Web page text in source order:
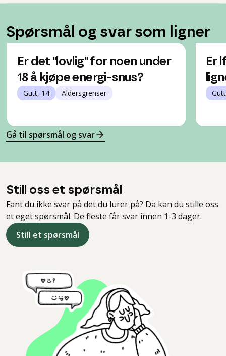
Spørsmål og svar som ligner
Er det "lovlig" for noen under
18 å kjøpe energi-snus?
Gutt, 14 Aldersgrenser
Er
Gå til spørsmål og svar
Still oss et spørsmål
Fant du ikke svar på det du lurer på? Da kan du stille oss
et eget spørsmål. De fleste får svar innen 1-3 dager.
Still et spørsmål